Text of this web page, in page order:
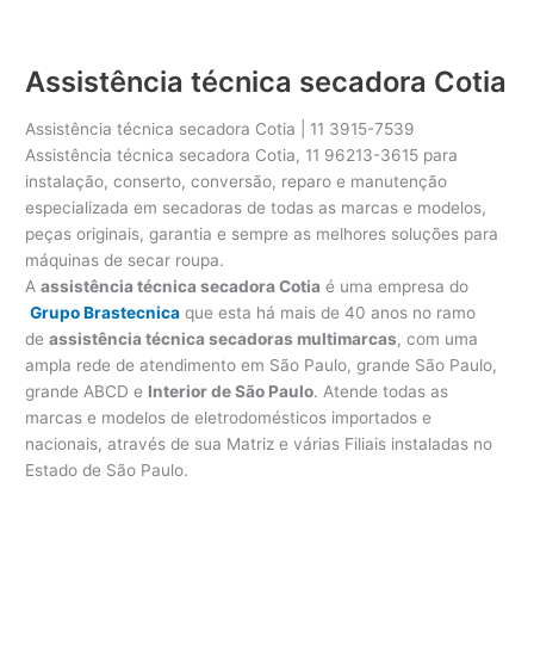
Assistência técnica secadora Cotia
Assistência técnica secadora Cotia | 11 3915-7539
Assistência técnica secadora Cotia, 11 96213-3615 para
instalação, conserto, conversão, reparo e manutenção
especializada em secadoras de todas as marcas e modelos,
peças originais, garantia e sempre as melhores soluções para
máquinas de secar roupa.
Aassistência técnica secadora Cotia é uma empresa do
Grupo Brastecnica que esta há mais de 40 anos no ramo
deassistência técnica secadoras multimarcas, com uma
ampla rede de atendimento em São Paulo, grande São Paulo,
grande ABCD e Interior de São Paulo. Atende todas as
marcas e modelos de eletrodomésticos importados e
nacionais, através de sua Matriz e várias Filiais instaladas no
Estado de São Paulo.